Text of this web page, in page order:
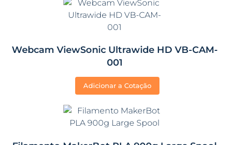
Webcam ViewSonic Ultrawide HD VB-CAM-
001
Adicionar a Cotação